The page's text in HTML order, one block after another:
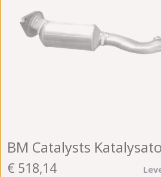
BM Catalysts
€ 518,14